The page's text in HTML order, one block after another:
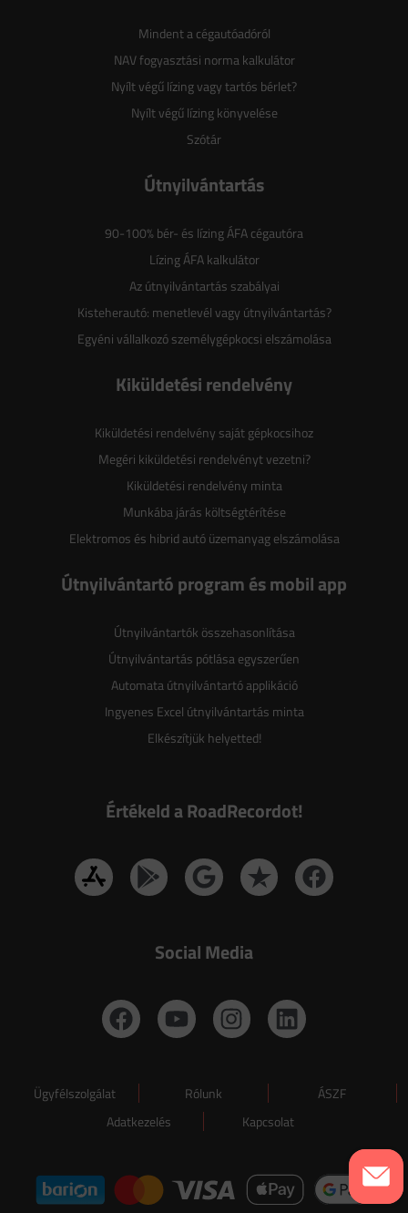
Mindent a cégautóadóról
NAV fogyasztási norma kalkulátor
Nyílt végű lízing vagy tartós bérlet?
Nyílt végű lízing könyvelése
Szótár
Útnyilvántartás
90-100% bér- és lízing ÁFA cégautóra
Lízing ÁFA kalkulátor
Az útnyilvántartás szabályai
Kisteherautó: menetlevél vagy útnyilvántartás?
Egyéni vállalkozó személygépkocsi elszámolása
Kiküldetési rendelvény
Kiküldetési rendelvény saját gépkocsihoz
Megéri kiküldetési rendelvényt vezetni?
Kiküldetési rendelvény minta
Munkába járás költségtérítése
Elektromos és hibrid autó üzemanyag elszámolása
Útnyilvántartó program és mobil app
Útnyilvántartók összehasonlítása
Útnyilvántartás pótlása egyszerűen
Automata útnyilvántartó applikáció
Ingyenes Excel útnyilvántartás minta
Elkészítjük helyetted!
Értékeld a RoadRecordot!
Social Media
Ügyfélszolgálat Rólunk
ÁSZF
Adatkezelés
Kapcsolat